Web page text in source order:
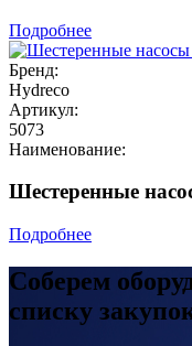
Подробнее
Бренд:
Hydreco
Артикул:
5073
Наименование:
Шестеренные
Подробнее
Соберем
списку